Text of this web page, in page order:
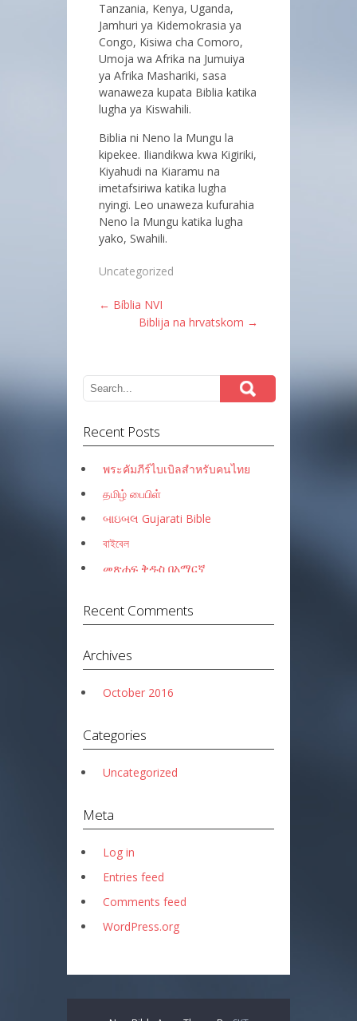
Tanzania, Kenya, Uganda,
Jamhuri ya Kidemokrasia ya
Congo, Kisiwa cha Comoro,
Umoja wa Afrika na Jumuiya
ya Afrika Mashariki, sasa
wanaweza kupata Biblia katika
lugha ya Kiswahili.
Biblia ni Neno la Mungu la
kipekee. Iliandikwa kwa Kigiriki,
Kiyahudi na Kiaramu na
imetafsiriwa katika lugha
nyingi. Leo unaweza kufurahia
Neno la Mungu katika lugha
yako, Swahili.
Uncategorized
Post
← Bíblia NVI
Biblija na hrvatskom →
Recent Posts
พระคัมภีร์ไบเบิลสำหรับคนไทย
தமிழ் பைபிள்
બાઇબલ Gujarati Bible
বাইবেল
መጽሐፍ ቅዱስ በአማርኛ
Recent Comments
Archives
October 2016
Categories
Uncategorized
Meta
Log in
Entries feed
Comments feed
WordPress.org